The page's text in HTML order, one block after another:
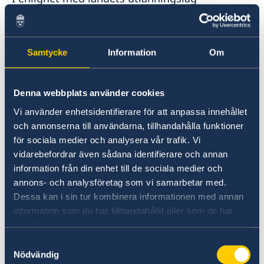
Samtycke Information Om
Denna webbplats använder cookies
Vi använder enhetsidentifierare för att anpassa innehållet
och annonserna till användarna, tillhandahålla funktioner
för sociala medier och analysera vår trafik. Vi
vidarebefordrar även sådana identifierare och annan
information från din enhet till de sociala medier och
annons- och analysföretag som vi samarbetar med.
Dessa kan i sin tur kombinera informationen med annan
information som du har tillhandahållit eller som de har
samlat in när du har använt deras tjänster.
Nödvändig
kontrollerar gränspolisen att utländska
resenärer har giltig reseförsäkring.
Inrikesministeriet informerar om att resenären
ska köpa reseförsäkring i hemlandet före resan
och att resenärer utan reseförsäkring kan
vägras inresa i Nordmakedonien. Kravet gäller
alla utländska medborgare, även resenärer från
Kosovo och Albanien.
Medborgare i EU är sedan februari 2009
undantagna från kravet på reseförsäkring.
Sjukvård kan dock bli mycket dyr och utan
reseförsäkring kan sjukhus vägra att ta emot
den vårdsökande om denne inte kan uppvisa
tillräckliga medel.
Valuta